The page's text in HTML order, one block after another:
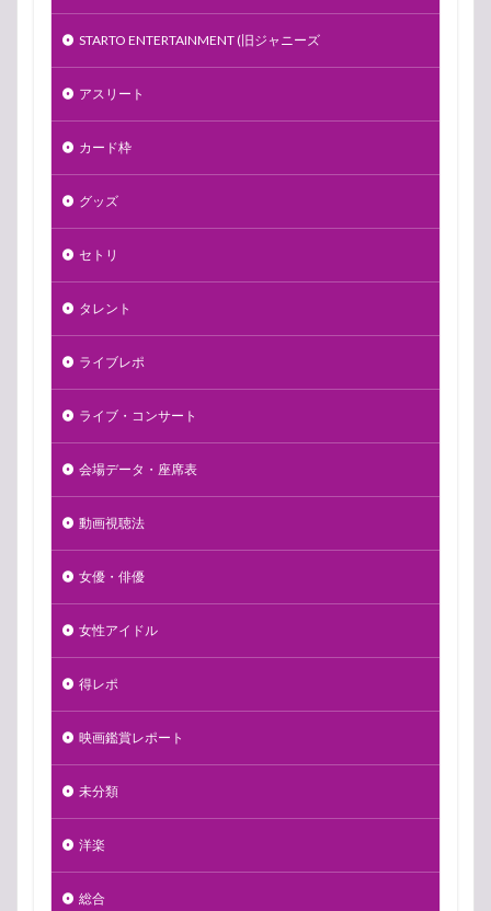
STARTO ENTERTAINMENT (旧ジャニーズ
アスリート
カード枠
グッズ
セトリ
タレント
ライブレポ
ライブ・コンサート
会場データ・座席表
動画視聴法
女優・俳優
女性アイドル
得レポ
映画鑑賞レポート
未分類
洋楽
総合